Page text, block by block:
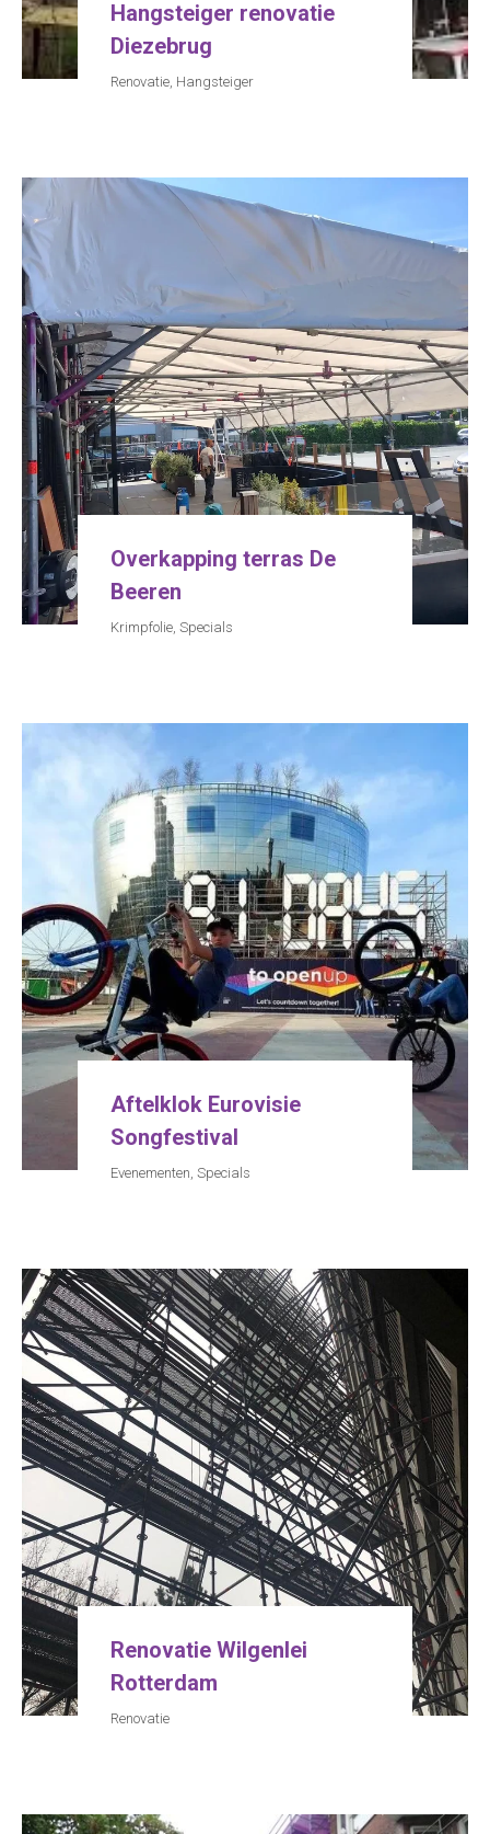
Hangsteiger renovatie
Diezebrug
Renovatie, Hangsteiger
Overkapping terras De
Beeren
Krimpfolie, Specials
Aftelklok Eurovisie
Songfestival
Evenementen, Specials
Renovatie Wilgenlei
Rotterdam
Renovatie